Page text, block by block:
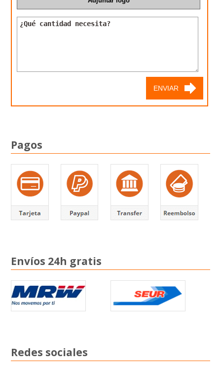
Pagos
Envíos 24h gratis
Redes sociales